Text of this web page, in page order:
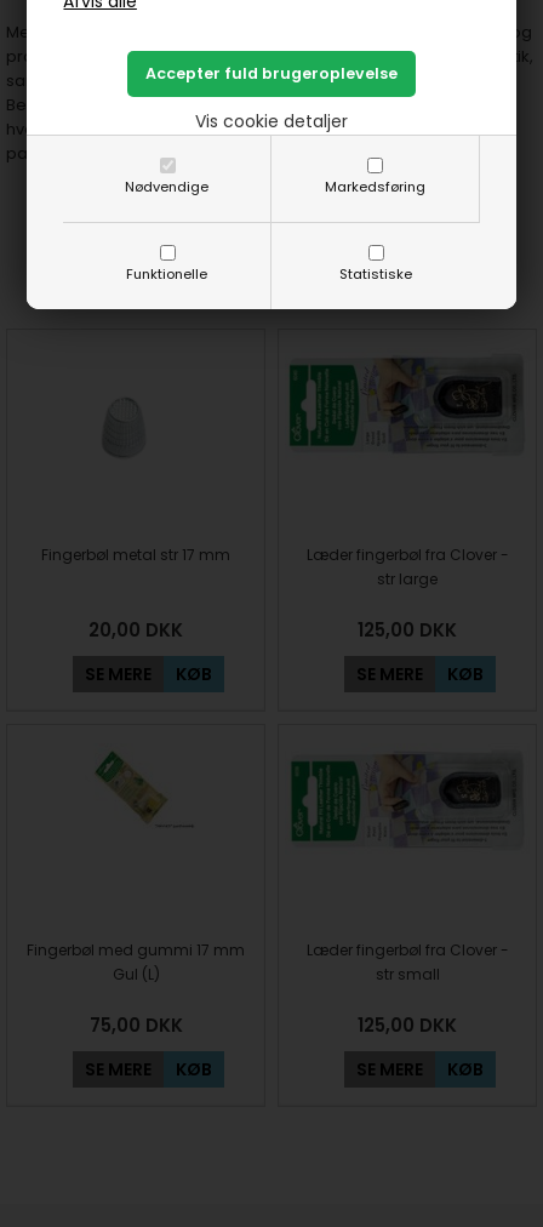
Nødvendige Markedsføring
Funktionelle Statistiske
Vis cookie detaljer
Med dette
kan du arbejde med større komfort og
præcision. Det giver dig den nødvendige beskyttelse mod nålestik,
samtidig med at du bevarer kontrol og styrke under dit arbejde.
Bestil dit
metal fingerbøl i størrelse 18 mmi dag, og oplev,
hvordan det forbedrer dit syarbejde, mens du arbejder med
patchwork eller håndsyning.
Prøv lige at se her:
Fingerbøl metal str 17 mm
20,00 DKK
SE MERE KØB
Læder fingerbøl fra Clover -
str large
125,00 DKK
SE MERE KØB
Fingerbøl med gummi 17 mm
Gul (L)
75,00 DKK
SE MERE KØB
Læder fingerbøl fra Clover -
str small
125,00 DKK
SE MERE KØB